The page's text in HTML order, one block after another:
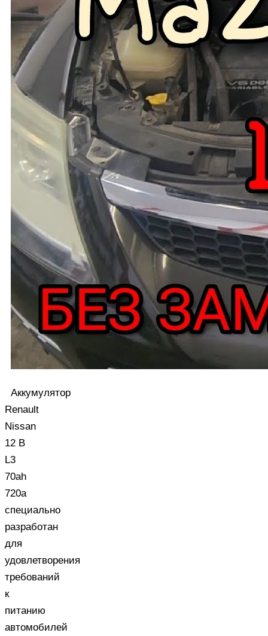
Аккумулятор
Renault
Nissan
12 В
L3
70ah
720a
специально
разработан
для
удовлетворения
требований
к
питанию
автомобилей